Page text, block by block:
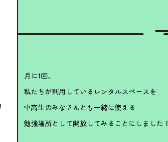
月に1回、
私たちが利用しているレンタルスペースを
中高生のみなさんとも一緒に使える
勉強場所として開放してみることにしました！